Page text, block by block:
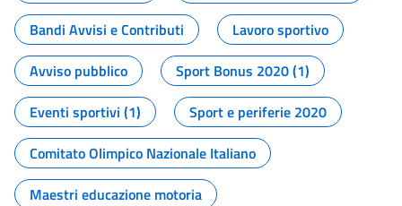
Bandi Avvisi e Contributi
Lavoro sportivo
Avviso pubblico
Sport Bonus 2020 (1)
Eventi sportivi (1)
Sport e periferie 2020
Comitato Olimpico Nazionale Italiano
Maestri educazione motoria